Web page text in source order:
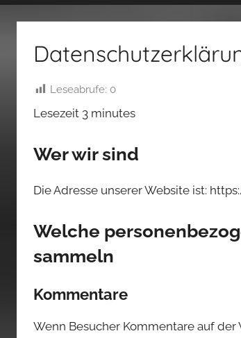
fertig…!
Leseabrufe: 0
Lesezeit 3 minutes
Wer wir sind
Die Adresse unserer Website ist:
Welche
sammeln
Kommentare
Wenn Besucher Kommentare auf